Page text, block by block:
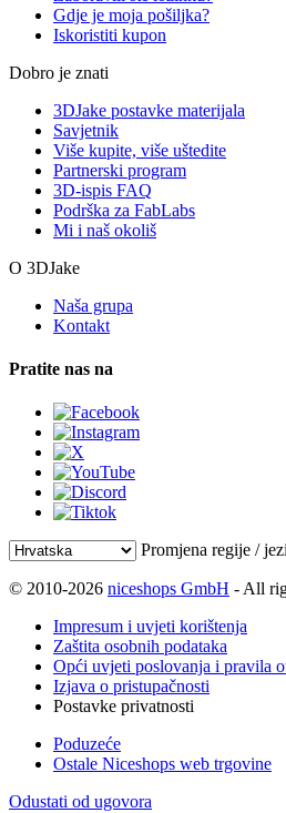
Gdje je moja pošiljka?
Iskoristiti kupon
Dobro je znati
3DJake postavke materijala
Savjetnik
Više kupite, više uštedite
Partnerski program
3D-ispis FAQ
Podrška za FabLabs
Mi i naš okoliš
O 3DJake
Naša grupa
Kontakt
Pratite nas na
Promjena regije /
© 2010-2026 niceshops GmbH - All
Impresum i uvjeti korištenja
Zaštita osobnih podataka
Opći uvjeti poslovanja i pravila
Izjava o pristupačnosti
Postavke privatnosti
Poduzeće
Ostale Niceshops web trgovine
Odustati od ugovora